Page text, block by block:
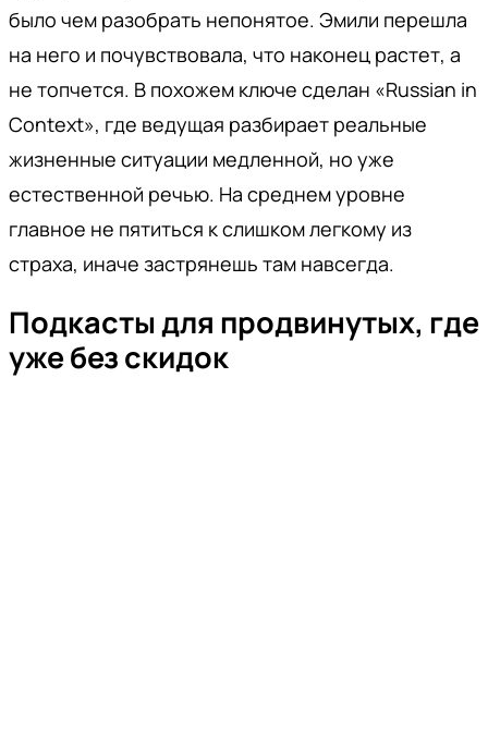
было чем разобрать непонятое. Эмили перешла
на него и почувствовала, что наконец растет, а
не топчется. В похожем ключе сделан «Russian in
Context», где ведущая разбирает реальные
жизненные ситуации медленной, но уже
естественной речью. На среднем уровне
главное не пятиться к слишком легкому из
страха, иначе застрянешь там навсегда.
Подкасты для продвинутых, где
уже без скидок